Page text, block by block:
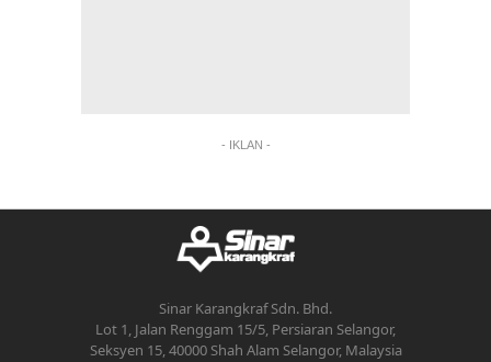
- IKLAN -
Sinar Karangkraf Sdn. Bhd.
Lot 1, Jalan Renggam 15/5, Persiaran Selangor,
Seksyen 15, 40000 Shah Alam Selangor, Malaysia